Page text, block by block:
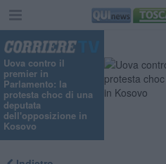
Uova contro il
premier in
Parlamento: la
protesta choc di una
deputata
dell'opposizione in
Kosovo